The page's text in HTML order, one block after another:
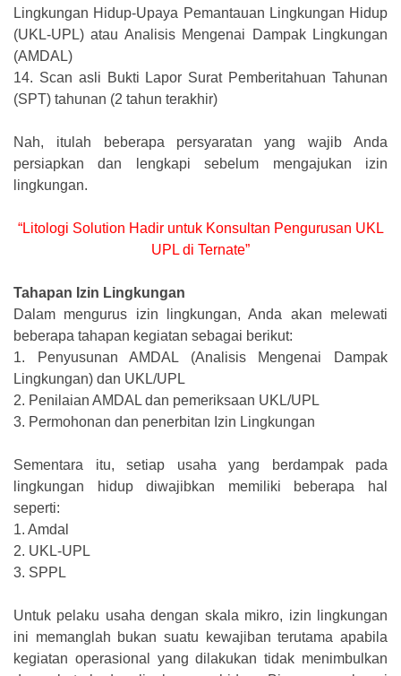
Lingkungan Hidup-Upaya Pemantauan Lingkungan Hidup
(UKL-UPL) atau Analisis Mengenai Dampak Lingkungan
(AMDAL)
14. Scan asli Bukti Lapor Surat Pemberitahuan Tahunan
(SPT) tahunan (2 tahun terakhir)
Nah, itulah beberapa persyaratan yang wajib Anda
persiapkan dan lengkapi sebelum mengajukan izin
lingkungan.
“Litologi Solution Hadir untuk Konsultan Pengurusan UKL
UPL di Ternate”
Tahapan Izin Lingkungan
Dalam mengurus izin lingkungan, Anda akan melewati
beberapa tahapan kegiatan sebagai berikut:
1.
Penyusunan AMDAL (Analisis Mengenai Dampak
Lingkungan) dan UKL/UPL
2. Penilaian AMDAL dan pemeriksaan UKL/UPL
3. Permohonan dan penerbitan Izin Lingkungan
Sementara itu, setiap usaha yang berdampak pada
lingkungan hidup diwajibkan memiliki beberapa hal
seperti:
1. Amdal
2. UKL-UPL
3. SPPL
Untuk pelaku usaha dengan skala mikro, izin lingkungan
ini memanglah bukan suatu kewajiban terutama apabila
kegiatan operasional yang dilakukan tidak menimbulkan